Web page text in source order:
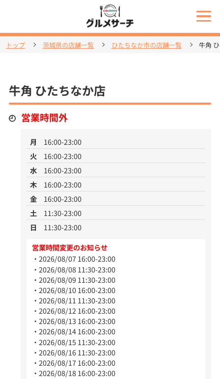
トップ 茨城県の店舗一覧 ひたちなか市の店舗一覧 牛角
牛角 ひたちなか店
営業時間外
月
16:00-23:00
火
16:00-23:00
水
16:00-23:00
木
16:00-23:00
金
16:00-23:00
土
11:30-23:00
日
11:30-23:00
営業時間変更のお知らせ
2026/08/07 16:00-23:00
2026/08/08 11:30-23:00
2026/08/09 11:30-23:00
2026/08/10 16:00-23:00
2026/08/11 11:30-23:00
2026/08/12 16:00-23:00
2026/08/13 16:00-23:00
2026/08/14 16:00-23:00
2026/08/15 11:30-23:00
2026/08/16 11:30-23:00
2026/08/17 16:00-23:00
2026/08/18 16:00-23:00